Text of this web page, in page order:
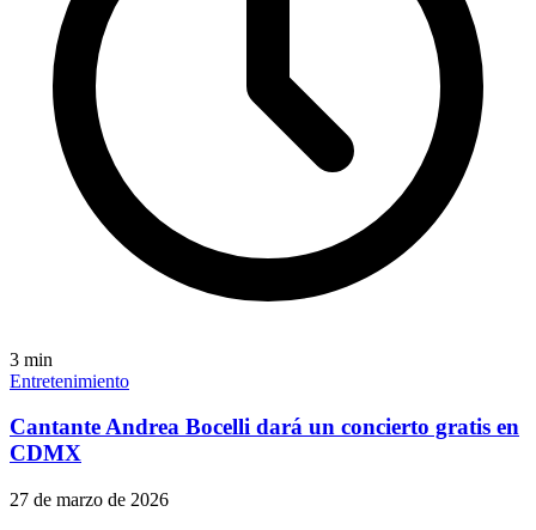
3 min
Entretenimiento
Cantante Andrea Bocelli dará un concierto gratis en
CDMX
27 de marzo de 2026